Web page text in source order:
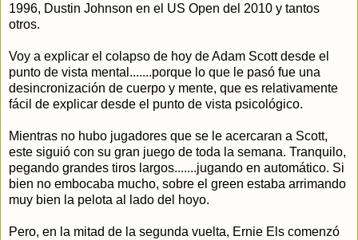
1996, Dustin Johnson en el US Open del 2010 y tantos
otros.
Voy a explicar el colapso de hoy de Adam Scott desde el
punto de vista mental.......porque lo que le pasó fue una
desincronización de cuerpo y mente, que es relativamente
fácil de explicar desde el punto de vista psicológico.
Mientras no hubo jugadores que se le acercaran a Scott,
este siguió con su gran juego de toda la semana. Tranquilo,
pegando grandes tiros largos.......jugando en automático. Si
bien no embocaba mucho, sobre el green estaba arrimando
muy bien la pelota al lado del hoyo.
Pero, en la mitad de la segunda vuelta, Ernie Els comenzó